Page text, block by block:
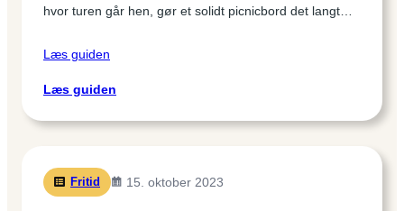
hvor turen går hen, gør et solidt picnicbord det langt…
Læs guiden
Læs guiden
det
til
Fritid 15. oktober 2023